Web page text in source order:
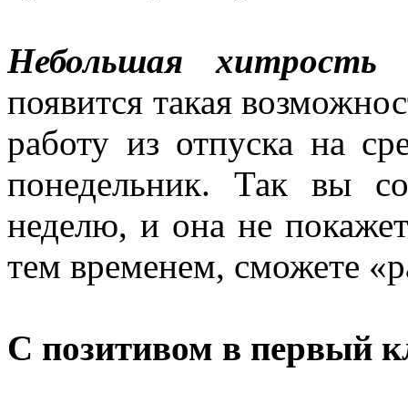
Небольшая хитрость
появится такая
работу из отпуска на
понедельник. Так вы
неделю, и она не
тем временем, сможете
С позитивом в первый